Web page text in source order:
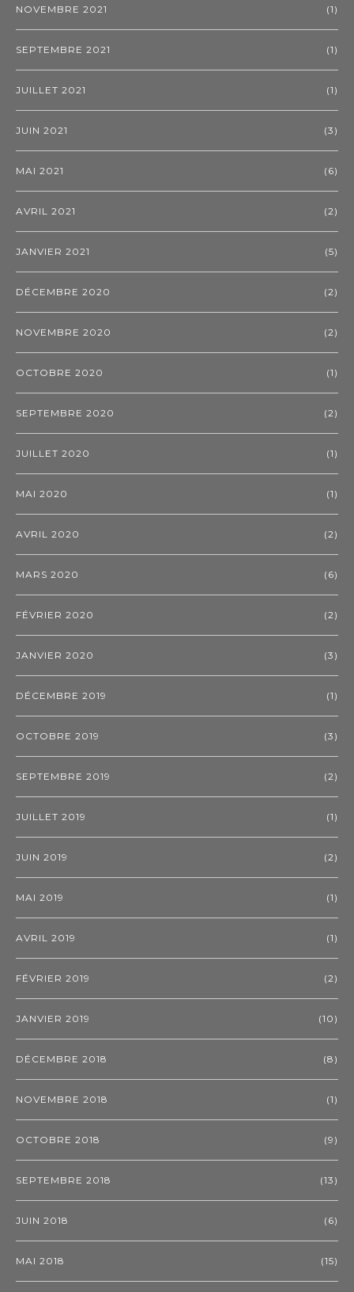
NOVEMBRE 2021 (1)
SEPTEMBRE 2021 (1)
JUILLET 2021 (1)
JUIN 2021 (3)
MAI 2021 (6)
AVRIL 2021 (2)
JANVIER 2021 (5)
DÉCEMBRE 2020 (2)
NOVEMBRE 2020 (2)
OCTOBRE 2020 (1)
SEPTEMBRE 2020 (2)
JUILLET 2020 (1)
MAI 2020 (1)
AVRIL 2020 (2)
MARS 2020 (6)
FÉVRIER 2020 (2)
JANVIER 2020 (3)
DÉCEMBRE 2019 (1)
OCTOBRE 2019 (3)
SEPTEMBRE 2019 (2)
JUILLET 2019 (1)
JUIN 2019 (2)
MAI 2019 (1)
AVRIL 2019 (1)
FÉVRIER 2019 (2)
JANVIER 2019 (10)
DÉCEMBRE 2018 (8)
NOVEMBRE 2018 (1)
OCTOBRE 2018 (9)
SEPTEMBRE 2018 (13)
JUIN 2018 (6)
MAI 2018 (15)